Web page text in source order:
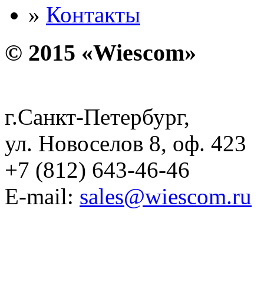
» Контакты
© 2015 «Wiescom»
г.Санкт-Петербург,
ул. Новоселов 8, оф. 423
+7 (812) 643-46-46
E-mail: sales@wiescom.ru